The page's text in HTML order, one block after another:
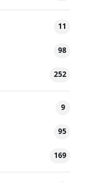
11
98
252
9
95
169